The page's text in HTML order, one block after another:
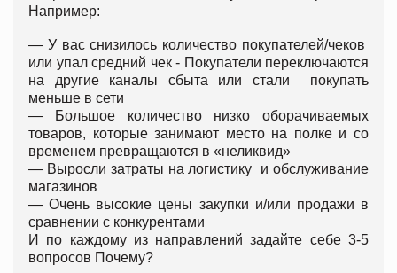
Например:
— У вас снизилось количество покупателей/чеков
или упал средний чек - Покупатели переключаются
на другие каналы сбыта или стали покупать
меньше в сети
— Большое количество низко оборачиваемых
товаров, которые занимают место на полке и со
временем превращаются в «неликвид»
— Выросли затраты на логистику и обслуживание
магазинов
— Очень высокие цены закупки и/или продажи в
сравнении с конкурентами
И по каждому из направлений задайте себе 3-5
вопросов Почему?